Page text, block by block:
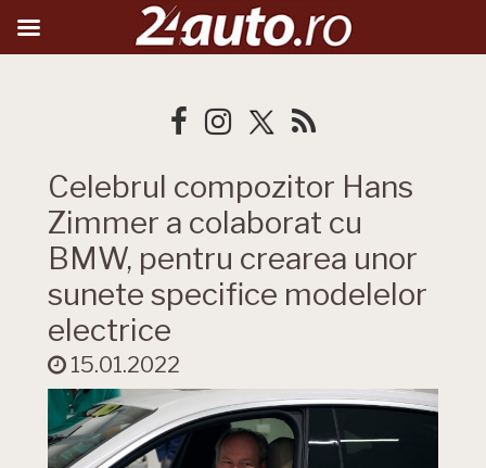
Celebrul compozitor Hans
Zimmer a colaborat cu
BMW, pentru crearea unor
sunete specifice modelelor
electrice
15.01.2022